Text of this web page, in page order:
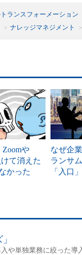
ランスフォーメーション
ナレッジマネジメント